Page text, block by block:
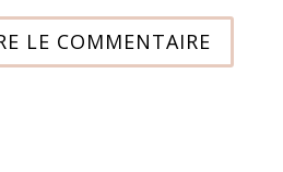
LE COMMENTAIRE